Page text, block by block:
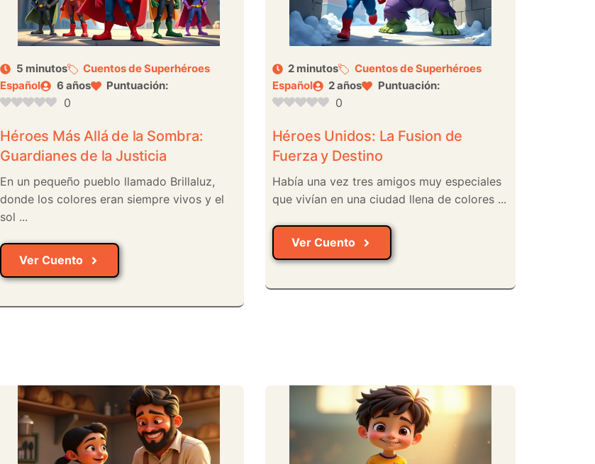
5 minutos
Cuentos de Superhéroes
Español
6 años Puntuación:
0
Héroes Más Allá de la Sombra:
Guardianes de la Justicia
En un pequeño pueblo llamado Brillaluz,
donde los colores eran siempre vivos y el
sol ...
Ver Cuento
2 minutos
Cuentos de Superhéroes
Español
2 años Puntuación:
0
Héroes Unidos: La Fusion de
Fuerza y Destino
Había una vez tres amigos muy especiales
que vivían en una ciudad llena de colores ...
Ver Cuento